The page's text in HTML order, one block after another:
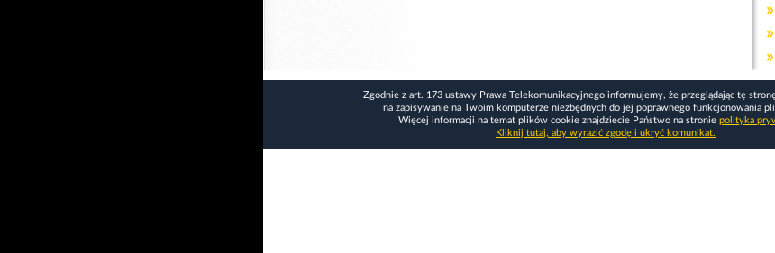
»
»
»
Zgodnie z art. 173 ustawy Prawa Telekomunikacyjnego informujemy, że przeglądając tę
na zapisywanie na Twoim komputerze niezbędnych do jej poprawnego funkcjonowania
Więcej informacji na temat plików cookie znajdziecie Państwo na stronie polityka
Kliknij tutaj, aby wyrazić zgodę i ukryć komunikat.